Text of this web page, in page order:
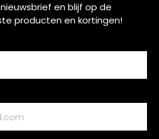
en blijf op de
producten en kortingen!